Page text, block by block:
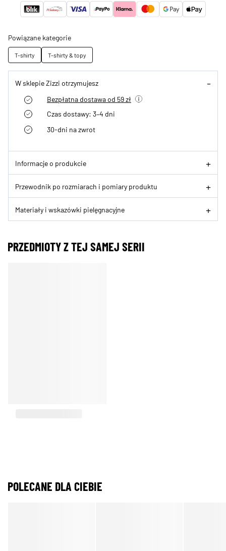
Powiązane kategorie
T-shirty T-shirty & topy
W sklepie Zizzi otrzymujesz
Bezpłatna dostawa od 59 zł
Czas dostawy: 3–4 dni
30-dni na zwrot
Informacje o produkcie
Przewodnik po rozmiarach i pomiary produktu
Materiały i wskazówki pielęgnacyjne
PRZEDMIOTY Z TEJ SAMEJ SERII
POLECANE DLA CIEBIE